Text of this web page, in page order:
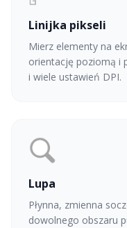
Linijka pikseli
Mierz elementy na
orientację poziomą i
i wiele ustawień DPI.
Lupa
Płynna, zmienna
dowolnego obszaru